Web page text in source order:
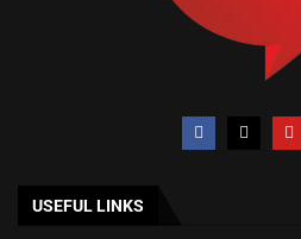
USEFUL LINKS